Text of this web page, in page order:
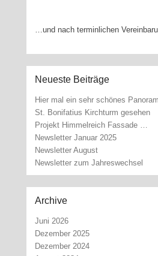
…und nach terminlichen
Neueste Beiträge
Hier mal ein sehr schönes
St. Bonifatius Kirchturm gesehen
Projekt Himmelreich Fassade …
Newsletter Januar 2025
Newsletter August
Newsletter zum Jahreswechsel
Archive
Juni 2026
Dezember 2025
Dezember 2024